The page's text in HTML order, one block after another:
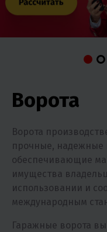
Ворота
Ворота
прочные, надежные
обеспечивающие
имущества
использовании и
международным
Гаражные ворота